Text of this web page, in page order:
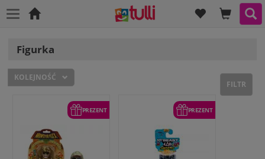
Strona
TWOJA
LISTA
Figurka
FILTR
KOLEJNOŚĆ
PREZENT PREZENT